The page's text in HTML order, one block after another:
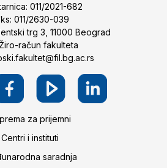
011/2021-682
011/2630-039
trg 3, 11000 Beograd
račun fakulteta
za prijemni
Centri i instituti
saradnja